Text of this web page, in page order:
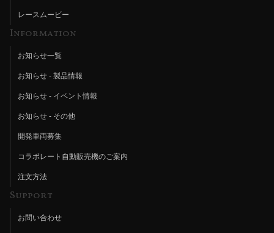
レースムービー
Information
お知らせ一覧
お知らせ - 製品情報
お知らせ - イベント情報
お知らせ - その他
開発車両募集
コラボレート自動販売機のご案内
注文方法
Support
お問い合わせ